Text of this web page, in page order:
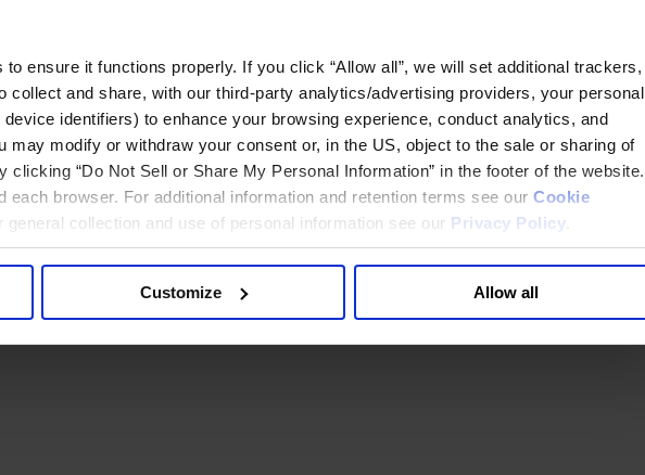
ensure it functions properly. If you click “Allow all”, we will set additional trackers,
collect and share, with our third-party analytics/advertising providers, your personal
identifiers) to enhance your browsing experience, conduct analytics, and
may modify or withdraw your consent or, in the US, object to the sale or sharing of
clicking “Do Not Sell or Share My Personal Information” in the footer of the website.
each browser. For additional information and retention terms see our Cookie
general collection and use of personal information see our Privacy Policy
Customize Allow all